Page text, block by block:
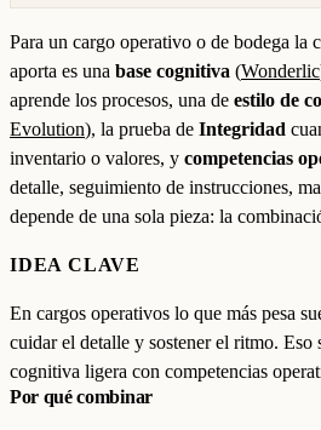
Para un cargo operativo o de bodega la
aporta es una base cognitiva (Wonderlic
aprende los procesos, una de estilo de
Evolution), la prueba de Integridad
inventario o valores, y competencias
detalle, seguimiento de instrucciones,
depende de una sola pieza: la
IDEA CLAVE
En cargos operativos lo que más pesa
cuidar el detalle y sostener el ritmo. Eso
cognitiva ligera con competencias
Por qué combinar